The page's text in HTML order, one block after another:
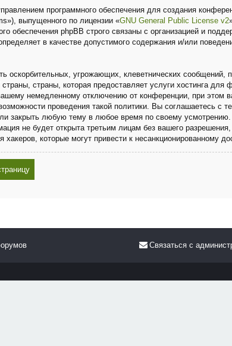
программного обеспечения для создания
выпущенного по лицензии «GNU General Public License v2
обеспечения phpBB строго связаны с организацией и
в качестве допустимого содержания и/или
оскорбительных, угрожающих, клеветнических
страны, которая предоставляет услуги хостинга
немедленному отключению от конференции, при
проведения такой политики. Вы соглашаетесь
закрыть любую тему в любое время по своему
не будет открыта третьим лицам без вашего
хакеров, которые могут привести к несанкционированному
Связаться с